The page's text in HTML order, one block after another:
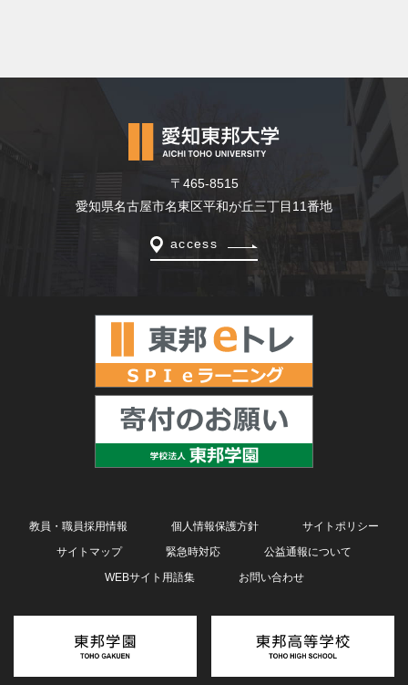
〒465-8515
愛知県名古屋市名東区平和が丘三丁目11番地
access
教員・職員採用情報 個人情報保護方針
サイトポリシー
サイトマップ
緊急時対応
公益通報について
WEBサイト用語集
お問い合わせ